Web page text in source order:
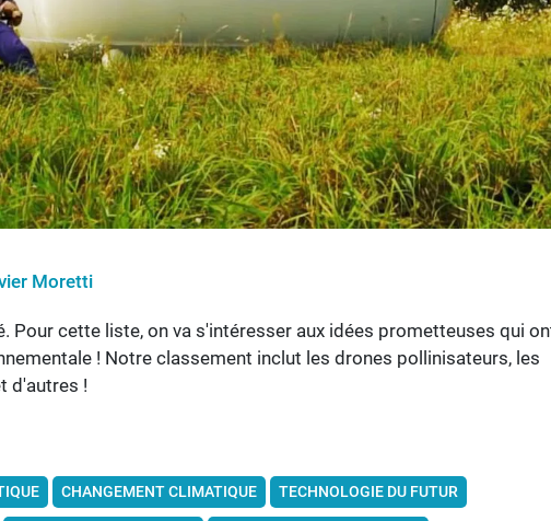
Moretti
Pour cette liste, on va s'intéresser aux idées prometteuses qui
! Notre classement inclut les drones pollinisateurs, les
d'autres !
CHANGEMENT CLIMATIQUE TECHNOLOGIE DU FUTUR